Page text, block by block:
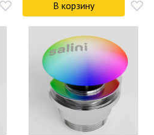
В корзину